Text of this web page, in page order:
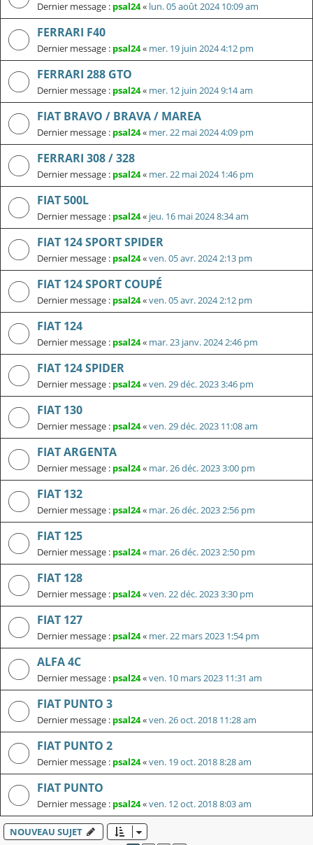
Dernier message : psal24« lun. 05 août 2024 10:09 am
FERRARI F40
Dernier message : psal24« mer. 19 juin 2024 4:12 pm
FERRARI 288 GTO
Dernier message : psal24« mer. 12 juin 2024 9:14 am
FIAT BRAVO / BRAVA / MAREA
Dernier message : psal24« mer. 22 mai 2024 4:09 pm
FERRARI 308 / 328
Dernier message : psal24« mer. 22 mai 2024 1:46 pm
FIAT 500L
Dernier message : psal24« jeu. 16 mai 2024 8:34 am
FIAT 124 SPORT SPIDER
Dernier message : psal24«ven. 05 avr. 2024 2:13 pm
FIAT 124 SPORT COUPÉ
Dernier message : psal24«ven. 05 avr. 2024 2:12 pm
FIAT 124
Dernier message : psal24« mar. 23 janv. 2024 2:46 pm
FIAT 124 SPIDER
Dernier message : psal24«ven. 29 déc. 2023 3:46 pm
FIAT 130
Dernier message : psal24«ven. 29 déc. 2023 11:08 am
FIAT ARGENTA
Dernier message : psal24« mar. 26 déc. 2023 3:00 pm
FIAT 132
Dernier message : psal24« mar. 26 déc. 2023 2:56 pm
FIAT 125
Dernier message : psal24« mar. 26 déc. 2023 2:50 pm
FIAT 128
Dernier message : psal24«ven. 22 déc. 2023 3:30 pm
FIAT 127
Dernier message : psal24« mer. 22 mars 2023 1:54 pm
ALFA 4C
Dernier message : psal24«ven. 10 mars 2023 11:31 am
FIAT PUNTO 3
Dernier message : psal24«ven. 26 oct. 2018 11:28 am
FIAT PUNTO 2
Dernier message : psal24«ven. 19 oct. 2018 8:28 am
FIAT PUNTO
Dernier message : psal24«ven. 12 oct. 2018 8:03 am
NOUVEAU SUJET